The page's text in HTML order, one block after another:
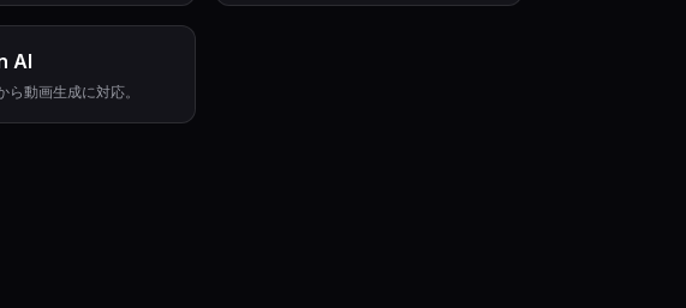
AI
ら動画生成に対応。